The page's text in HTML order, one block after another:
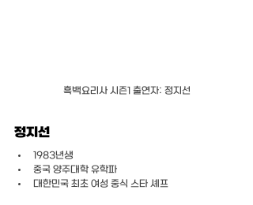
흑백요리사 시즌1 출연자: 정지선
정지선
1983년생
중국 양주대학 유학파
대한민국 최초 여성 중식 스타 셰프